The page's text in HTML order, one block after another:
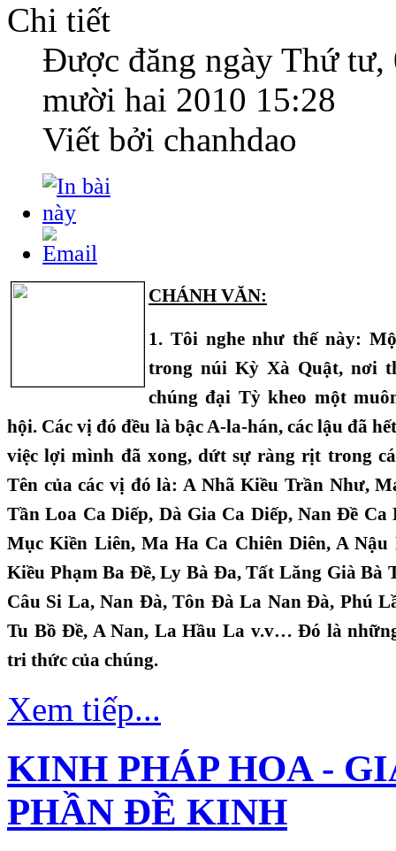
Chi tiết
Được đăng ngày Thứ tư,
mười hai 2010 15:28
Viết bởi chanhdao
CHÁNH VĂN:
1. Tôi nghe như thế này:
trong núi Kỳ Xà Quật, nơi
chúng đại Tỳ kheo một
hội. Các vị đó đều là bậc A-la-hán, các lậu đã
việc lợi mình đã xong, dứt sự ràng rịt trong
Tên của các vị đó là: A Nhã Kiều Trần Như,
Tần Loa Ca Diếp, Dà Gia Ca Diếp, Nan Đề
Mục Kiền Liên, Ma Ha Ca Chiên Diên, A
Kiều Phạm Ba Đề, Ly Bà Đa, Tất Lăng Già Bà
Câu Si La, Nan Đà, Tôn Đà La Nan Đà, Phú
Tu Bồ Đề, A Nan, La Hầu La v.v… Đó là
tri thức của chúng.
Xem tiếp...
KINH PHÁP HOA -
PHẦN ĐỀ KINH